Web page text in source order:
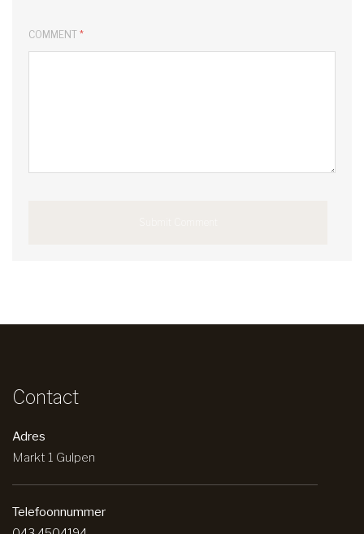
COMMENT *
Contact
Adres
Markt 1 Gulpen
Telefoonnummer